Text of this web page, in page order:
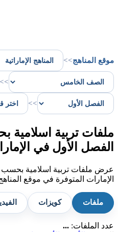
موقع المناهج>>
>>
>>
ملفات تربية
الفصل الأول في
عرض ملفات تربية اسلامية
الإمارات المتوفرة في موقع المناهج
ملفات كويزات
عدد الملفات: ...